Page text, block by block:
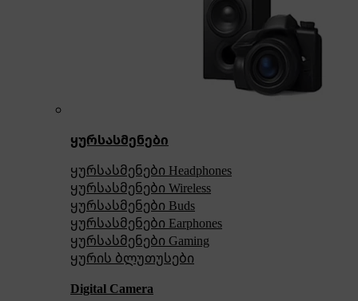
ყურსასმენები
ყურსასმენები Headphones
ყურსასმენები Wireless
ყურსასმენები Buds
ყურსასმენები Earphones
ყურსასმენები Gaming
ყურის ბლუთუსები
Digital Camera